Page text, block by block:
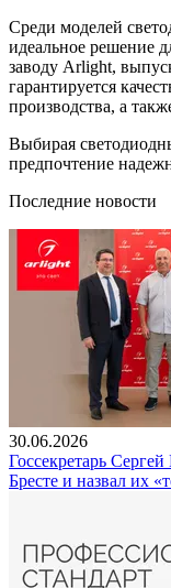
Среди моделей
идеальное решение
заводу Arlight,
гарантируется
производства, а
Выбирая
предпочтение
Последние новости
30.06.2026
Госсекретарь
Бресте и назвал их